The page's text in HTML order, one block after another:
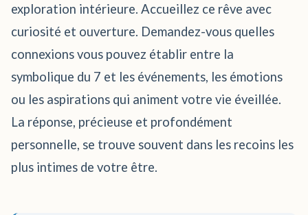
exploration intérieure. Accueillez ce rêve avec
curiosité et ouverture. Demandez-vous quelles
connexions vous pouvez établir entre la
symbolique du 7 et les événements, les émotions
ou les aspirations qui animent votre vie éveillée.
La réponse, précieuse et profondément
personnelle, se trouve souvent dans les recoins les
plus intimes de votre être.